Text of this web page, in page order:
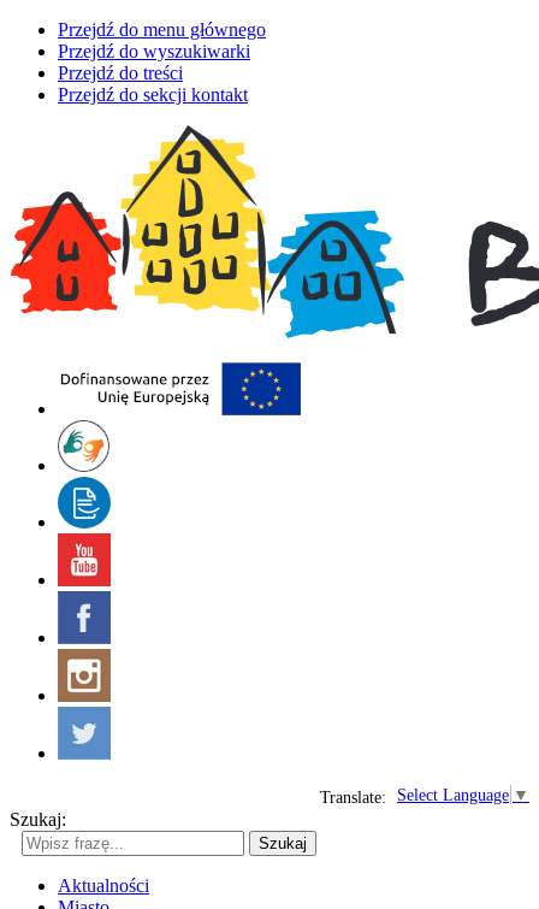
Przejdź do menu głównego
Przejdź do wyszukiwarki
Przejdź do treści
Przejdź do sekcji kontakt
Select Language ▼
Translate:
Szukaj:
Szukaj
Aktualności